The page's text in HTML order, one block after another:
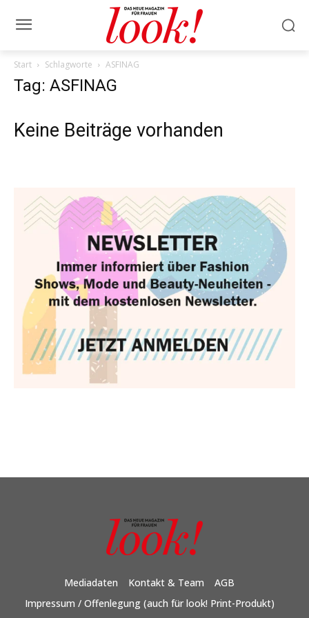
Start Schlagworte ASFINAG
Tag: ASFINAG
Keine Beiträge vorhanden
Mediadaten Kontakt & Team
AGB
Impressum / Offenlegung (auch für look! Print-Produkt)